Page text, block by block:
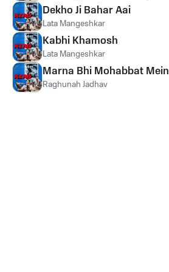
Dekho Ji Bahar Aai
Lata Mangeshkar
Kabhi Khamosh
Lata Mangeshkar
Marna Bhi Mohabbat Mein
Raghunah Jadhav